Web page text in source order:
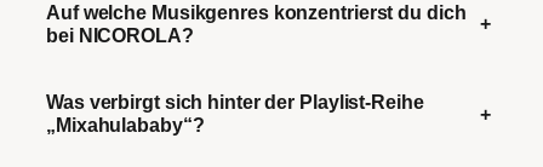
Auf welche Musikgenres konzentrierst du dich
bei NICOROLA?
+
Was verbirgt sich hinter der Playlist-Reihe
„Mixahulababy“?
+